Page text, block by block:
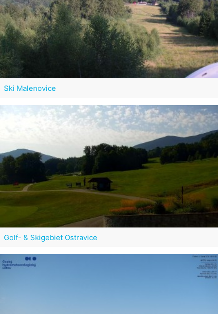
Ski Malenovice
Golf- & Skigebiet Ostravice